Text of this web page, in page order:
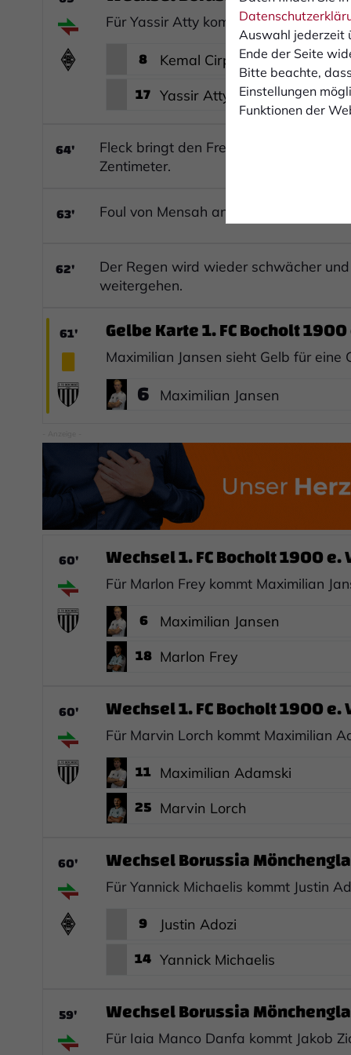
Auswahl jederzeit
Ende der Seite
Bitte beachte,
Einstellungen
Funktionen der
Für Yassir Atty kommt Kemal Cirpan.
8 Kemal Cirpan
17 Yassir Atty
64'
Fleck bringt den Freistoß direkt auf
Zentimeter.
63' Foul von Mensah an Zickler direkt vor
62'
Der Regen wird wieder schwächer
weitergehen.
61' Gelbe Karte 1. FC Bocholt
Maximilian Jansen sieht Gelb für eine
6 Maximilian Jansen
60' Wechsel 1. FC Bocholt 1900 e.
Für Marlon Frey kommt Maximilian
6 Maximilian Jansen
18 Marlon Frey
60' Wechsel 1. FC Bocholt 1900 e.
Für Marvin Lorch kommt Maximilian
11 Maximilian Adamski
25 Marvin Lorch
60' Wechsel Borussia
Für Yannick Michaelis kommt Justin
9 Justin Adozi
14 Yannick Michaelis
59' Wechsel Borussia
Für Iaia Manco Danfa kommt Jakob